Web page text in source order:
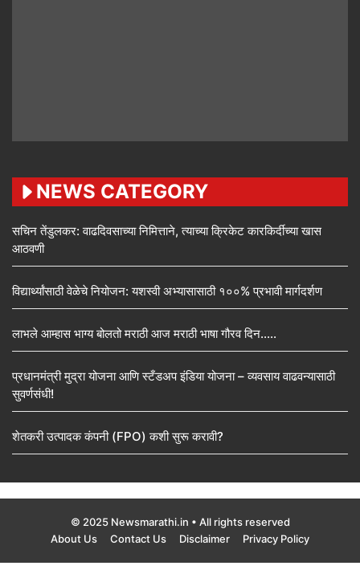
NEWS CATEGORY
सचिन तेंडुलकर: वाढदिवसाच्या निमित्ताने, त्याच्या क्रिकेट कारकिर्दीच्या खास
आठवणी
विद्यार्थ्यांसाठी वेळेचे नियोजन: यशस्वी अभ्यासासाठी १००% प्रभावी मार्गदर्शण
लाभले आम्हास भाग्य बोलतो मराठी आज मराठी भाषा गौरव दिन…..
प्रधानमंत्री मुद्रा योजना आणि स्टँडअप इंडिया योजना – व्यवसाय वाढवन्यासाठी
सुवर्णसंधी!
शेतकरी उत्पादक कंपनी (FPO) कशी सुरू करावी?
© 2025 Newsmarathi.in • All rights reserved
About Us
Contact Us Disclaimer Privacy Policy